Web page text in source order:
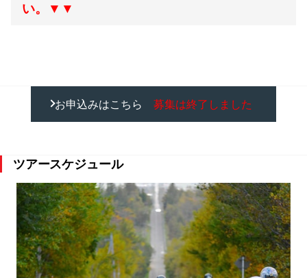
い。▼▼
お申込みはこちら 募集は終了しました
ツアースケジュール